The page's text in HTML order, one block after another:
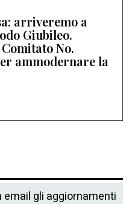
arriveremo a
Giubileo.
No.
ammodernare la
email gli aggiornamenti